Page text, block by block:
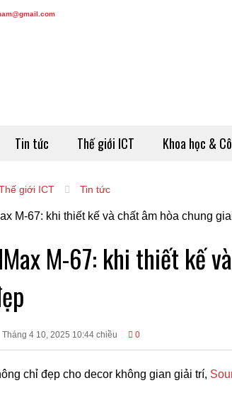
Tin tức Thế giới ICT Khoa học &
giới ICT Tin tức
M-67: khi thiết kế
Tháng 4 10, 2025 10:44 chiều 0
chỉ đẹp cho decor không gian giải trí,